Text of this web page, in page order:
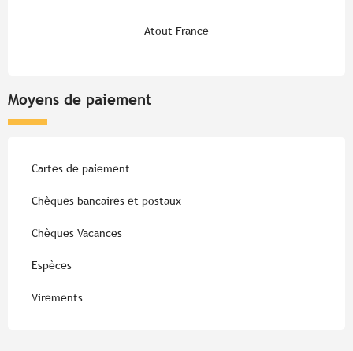
Atout France
Moyens de paiement
Cartes de paiement
Chèques bancaires et postaux
Chèques Vacances
Espèces
Virements